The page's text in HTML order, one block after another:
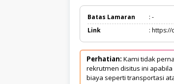
Batas Lamaran
: -
Link
: https://
Perhatian: Kami tidak
rekrutmen disitus ini
biaya seperti transportasi